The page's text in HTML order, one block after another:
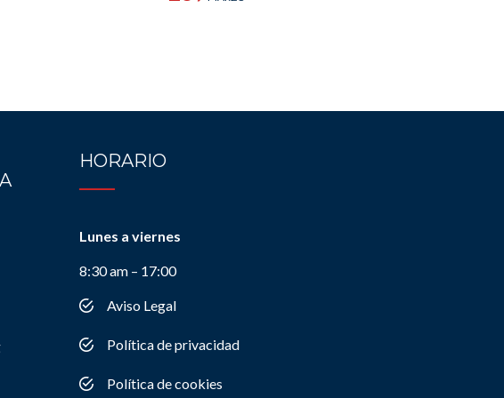
HORARIO
Lunes a viernes
8:30 am – 17:00
Aviso Legal
Política de privacidad
Política de cookies